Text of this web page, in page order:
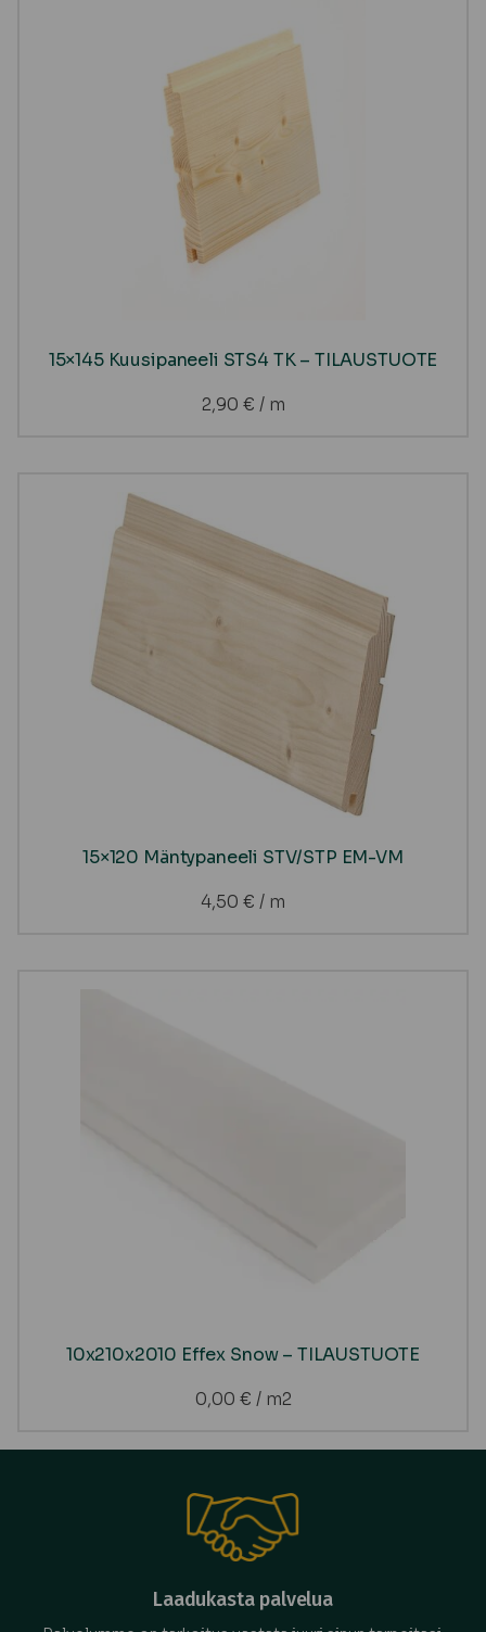
15×145 Kuusipaneeli STS4 TK – TILAUSTUOTE
2,90 € / m
15×120 Mäntypaneeli STV/STP EM-VM
4,50 € / m
10x210x2010 Effex Snow – TILAUSTUOTE
0,00 € / m2
Laadukasta palvelua